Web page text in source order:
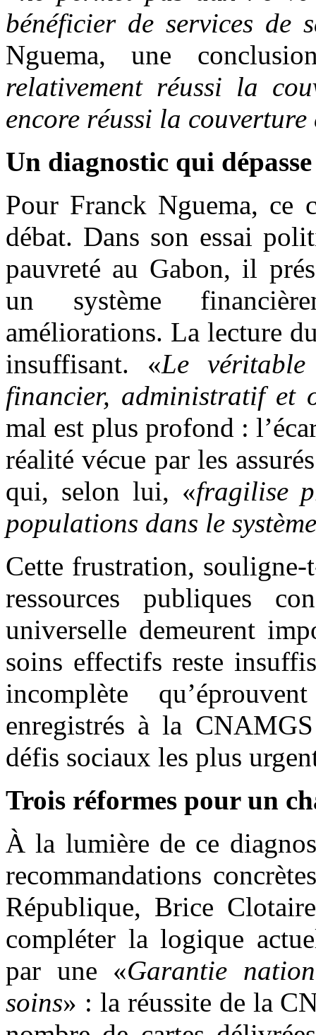
bénéficier de services de
Nguema, une
relativement réussi la
encore réussi la couverture
Un diagnostic qui
Pour Franck Nguema, ce
débat. Dans son essai
pauvreté au Gabon, il
un système
améliorations. La lecture
insuffisant. «Le véritable
financier, administratif et
mal est plus profond :
réalité vécue par les
qui, selon lui, «fragilise
populations dans le
Cette frustration,
ressources publiques
universelle demeurent
soins effectifs reste
incomplète
enregistrés à la
défis sociaux les plus
Trois réformes pour un
À la lumière de ce
recommandations
République, Brice
compléter la logique
par une «Garantie
soins» : la réussite de la